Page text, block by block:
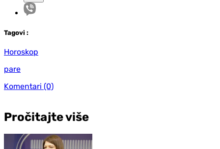
Tagovi :
Horoskop
pare
Komentari (0)
Pročitajte više